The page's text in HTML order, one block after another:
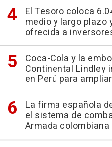
El Tesoro coloca
medio y largo plazo
ofrecida a
Coca-Cola y la
Continental Lindley
en Perú para
La firma española
el sistema de
Armada colombiana